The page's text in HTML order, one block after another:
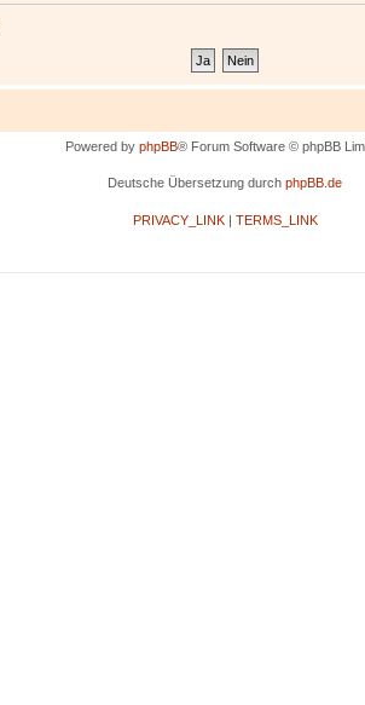
Powered by phpBB® Forum Software © phpBB
Deutsche Übersetzung durch phpBB.de
PRIVACY_LINK| TERMS_LINK